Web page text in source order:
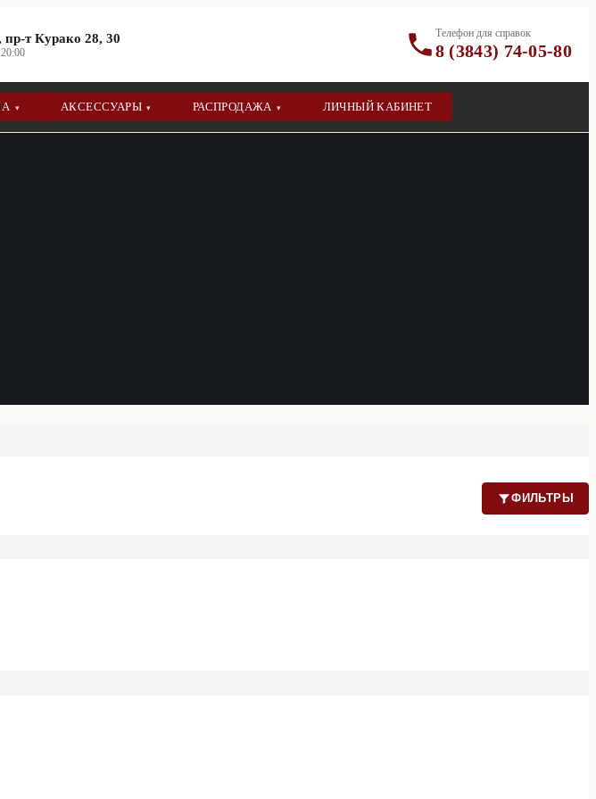
пр-т Курако 28, 30 Телефон для справок
8 (3843) 74-05-80
▾ АКСЕССУАРЫ ▾ РАСПРОДАЖА ▾ ЛИЧНЫЙ КАБИНЕТ
ФИЛЬТРЫ